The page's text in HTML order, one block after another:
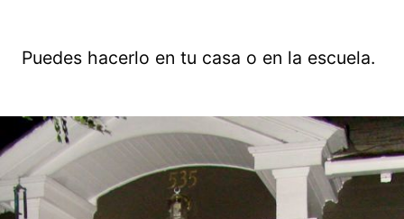
Puedes hacerlo en tu casa o en la escuela.